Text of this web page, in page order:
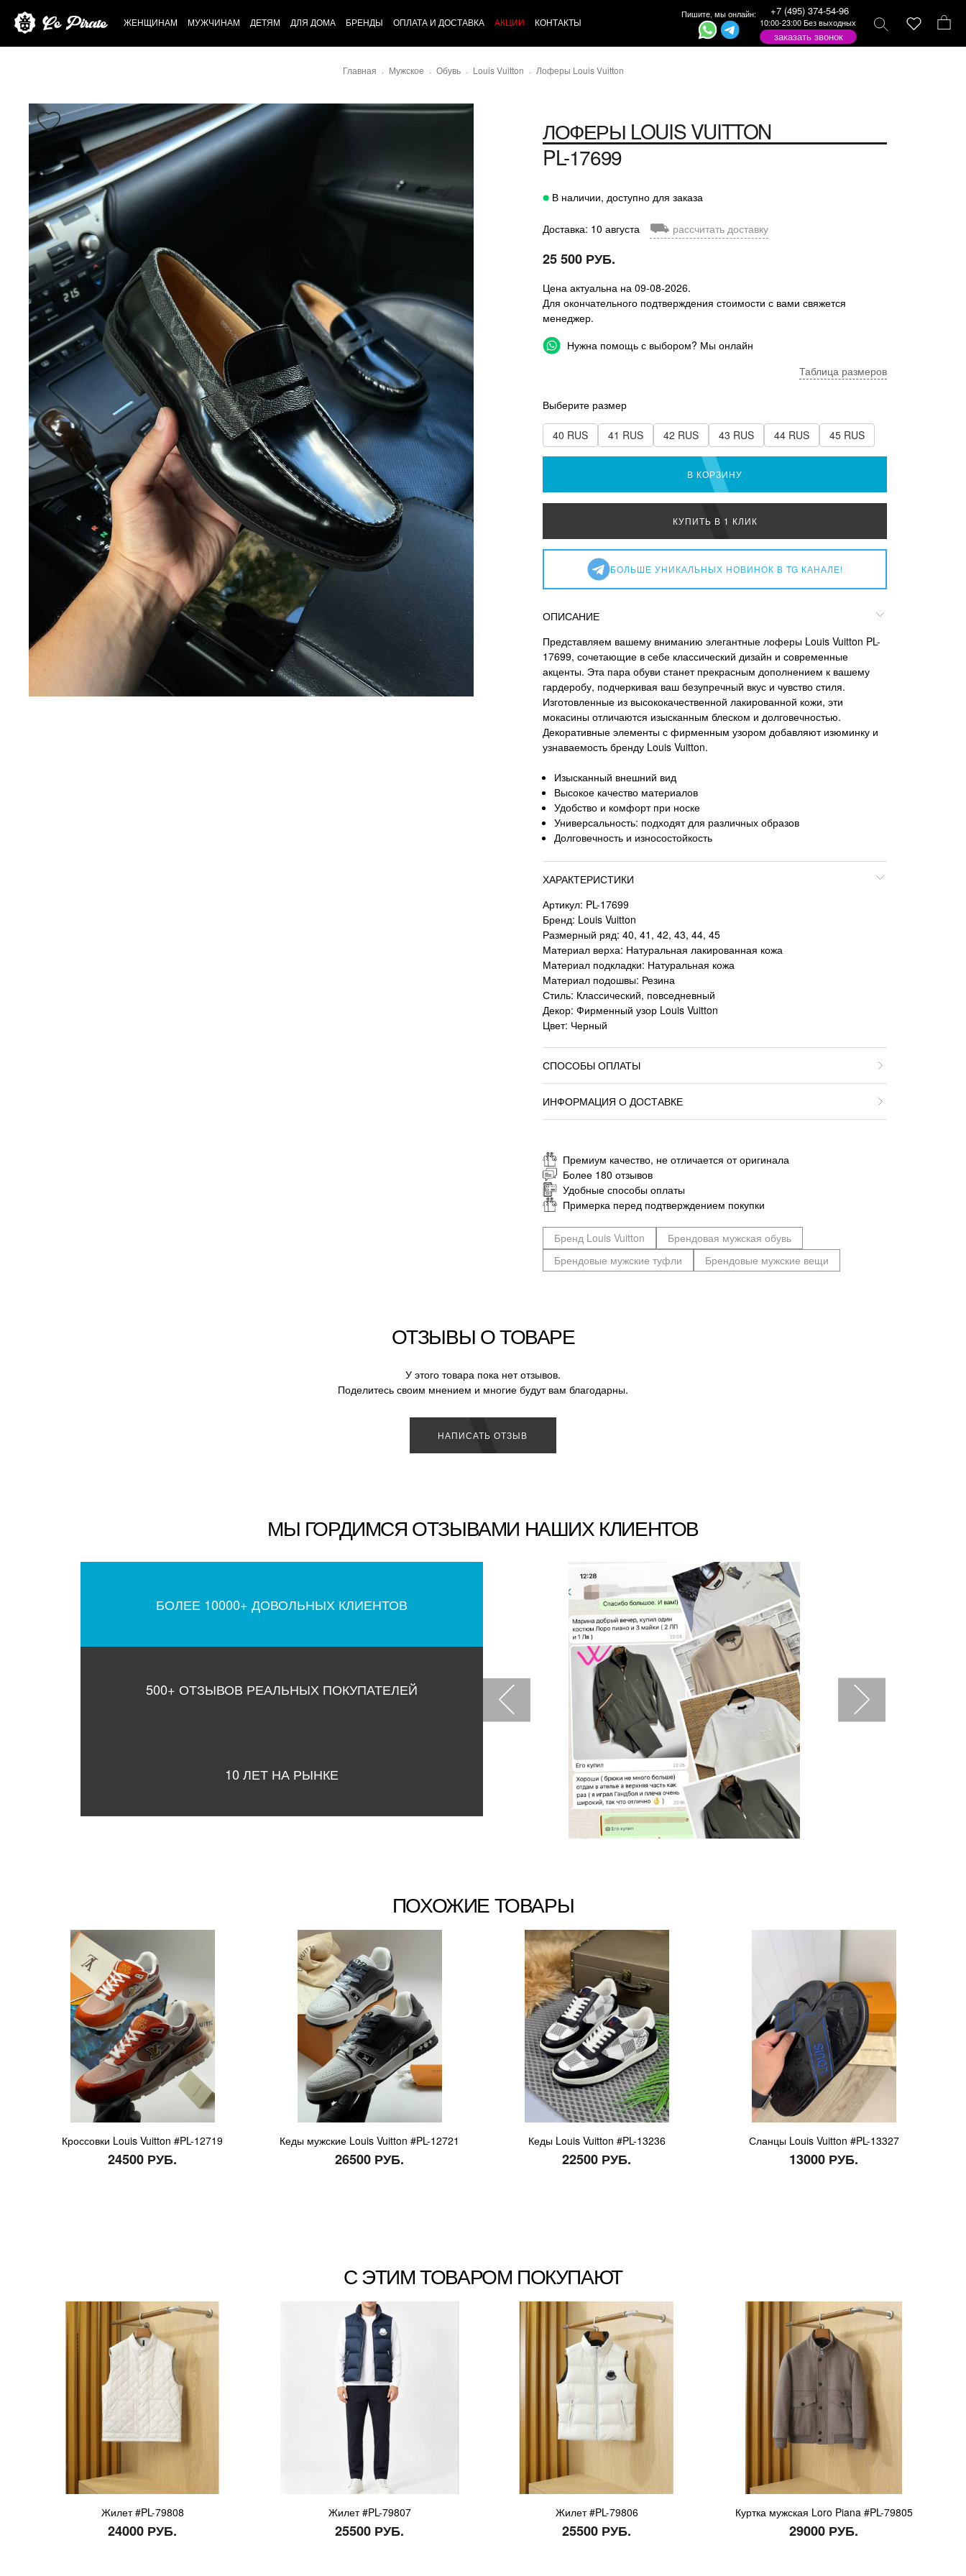
ЖЕНЩИНАМ МУЖЧИНАМ ДЕТЯМ ДЛЯ ДОМА БРЕНДЫ ОПЛАТА И ДОСТАВКА АКЦИИ КОНТАКТЫ
Пишите, мы онлайн: +7 (495) 374-54-96
10:00-23:00 Без выходных
заказать звонок
Главная Мужское Обувь Louis Vuitton Лоферы Louis Vuitton
ЛОФЕРЫ LOUIS VUITTON
PL-17699
В наличии, доступно для заказа
Доставка: 10 августа ⛟ рассчитать доставку
25 500 РУБ.
Цена актуальна на 09-08-2026.
Для окончательного подтверждения стоимости с вами свяжется
менеджер.
Нужна помощь с выбором? Мы онлайн
Таблица размеров
Выберите размер
40 RUS 41 RUS 42 RUS 43 RUS 44 RUS 45 RUS
В КОРЗИНУ
КУПИТЬ В 1 КЛИК
БОЛЬШЕ УНИКАЛЬНЫХ НОВИНОК В TG КАНАЛЕ!
ОПИСАНИЕ
Представляем вашему вниманию элегантные лоферы Louis Vuitton PL-
17699, сочетающие в себе классический дизайн и современные
акценты. Эта пара обуви станет прекрасным дополнением к вашему
гардеробу, подчеркивая ваш безупречный вкус и чувство стиля.
Изготовленные из высококачественной лакированной кожи, эти
мокасины отличаются изысканным блеском и долговечностью.
Декоративные элементы с фирменным узором добавляют изюминку и
узнаваемость бренду Louis Vuitton.
Изысканный внешний вид
Высокое качество материалов
Удобство и комфорт при носке
Универсальность: подходят для различных образов
Долговечность и износостойкость
ХАРАКТЕРИСТИКИ
Артикул: PL-17699
Бренд: Louis Vuitton
Размерный ряд: 40, 41, 42, 43, 44, 45
Материал верха: Натуральная лакированная кожа
Материал подкладки: Натуральная кожа
Материал подошвы: Резина
Стиль: Классический, повседневный
Декор: Фирменный узор Louis Vuitton
Цвет: Черный
СПОСОБЫ ОПЛАТЫ
ИНФОРМАЦИЯ О ДОСТАВКЕ
Премиум качество, не отличается от оригинала
Более 180 отзывов
Удобные способы оплаты
Примерка перед подтверждением покупки
Бренд Louis Vuitton
Брендовая мужская обувь
Брендовые мужские туфли
Брендовые мужские вещи
ОТЗЫВЫ О ТОВАРЕ
У этого товара пока нет отзывов.
Поделитесь своим мнением и многие будут вам благодарны.
НАПИСАТЬ ОТЗЫВ
МЫ ГОРДИМСЯ ОТЗЫВАМИ НАШИХ КЛИЕНТОВ
БОЛЕЕ 10000+ ДОВОЛЬНЫХ КЛИЕНТОВ
500+ ОТЗЫВОВ РЕАЛЬНЫХ ПОКУПАТЕЛЕЙ
10 ЛЕТ НА РЫНКЕ
ПОХОЖИЕ ТОВАРЫ
Кроссовки Louis Vuitton #PL-12719
24500 РУБ.
Кеды мужские Louis Vuitton #PL-12721
26500 РУБ.
Кеды Louis Vuitton #PL-13236
22500 РУБ.
Сланцы Louis Vuitton #PL-13327
13000 РУБ.
С ЭТИМ ТОВАРОМ ПОКУПАЮТ
Жилет #PL-79808
24000 РУБ.
Жилет #PL-79807
25500 РУБ.
Жилет #PL-79806
25500 РУБ.
Куртка мужская Loro Piana #PL-79805
29000 РУБ.